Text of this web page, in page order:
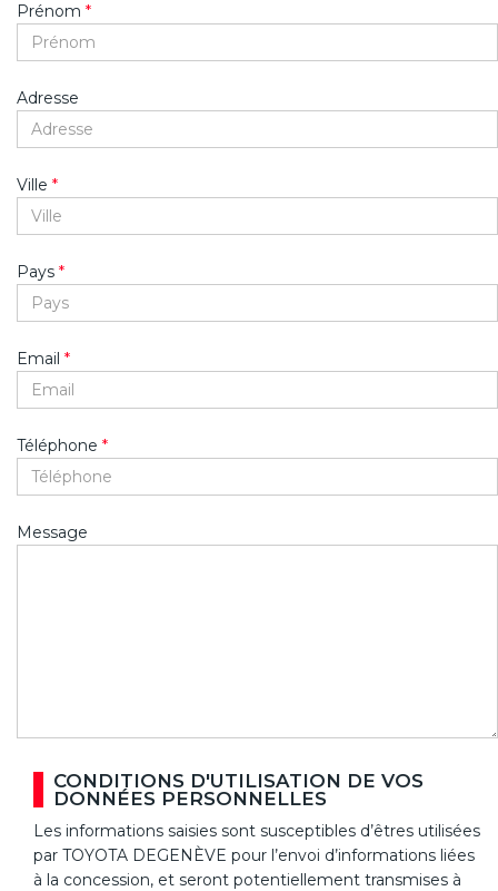
Prénom *
Adresse
Ville *
Pays *
Email *
Téléphone *
Message
CONDITIONS D'UTILISATION DE VOS
DONNÉES PERSONNELLES
Les informations saisies sont susceptibles d’êtres utilisées
par TOYOTA DEGENÈVE pour l’envoi d’informations liées
à la concession, et seront potentiellement transmises à